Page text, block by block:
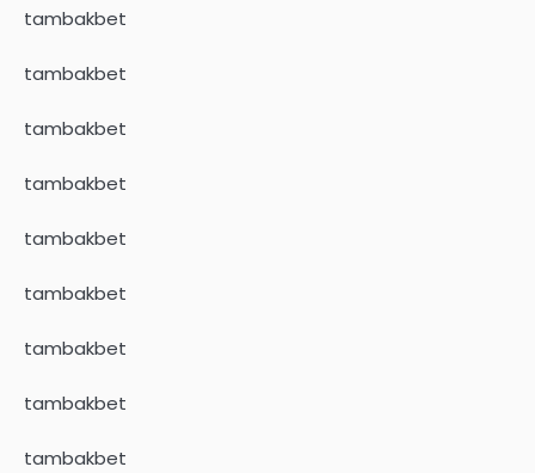
tambakbet
tambakbet
tambakbet
tambakbet
tambakbet
tambakbet
tambakbet
tambakbet
tambakbet